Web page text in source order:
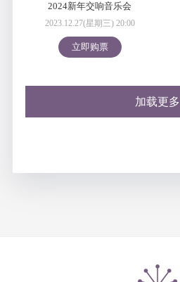
2024新年交响音乐会
2023.12.27(星期三) 20:00
立即购票
加载更多